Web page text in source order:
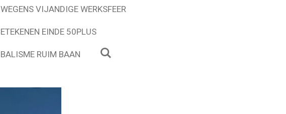
VIJANDIGE WERKSFEER
EINDE 50PLUS
RUIM BAAN